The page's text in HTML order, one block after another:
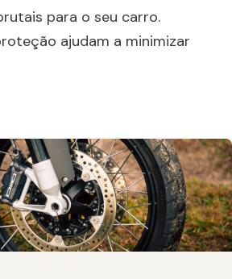
para o seu carro.
ajudam a minimizar